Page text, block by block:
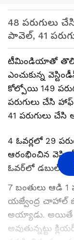
48 పరుగులు
పావెల్, 41
టీమిండియాతో తొలి
ఎంచుకున్న
కోల్పోయి 149
పరుగులు చేసి
41 పరుగులు
4 ఓవర్లలో 29
ఆరంభించిన
ఓవర్‌లో డబుల్
7 బంతులు ఆడి
యజ్వేంద్ర చాహాల్
అయ్యాడు. అయితే
అవుతున్నట్టు